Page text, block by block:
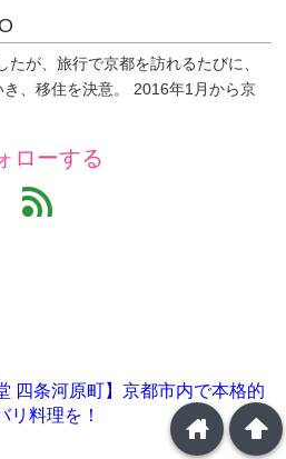
が、旅行で京都を訪れるたびに、
、移住を決意。 2016年1月から京
ローする
feed
四条河原町】京都市内で本格的
リ料理を！
arrowup
home